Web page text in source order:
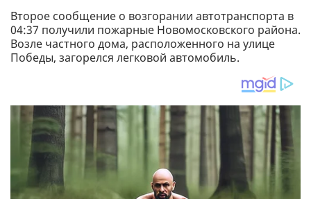
Второе сообщение о возгорании автотранспорта в
04:37 получили пожарные Новомосковского района.
Возле частного дома, расположенного на улице
Победы, загорелся легковой автомобиль.